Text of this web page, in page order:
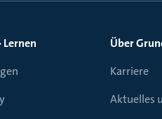
Lernen
Über
Karriere
Aktuelles